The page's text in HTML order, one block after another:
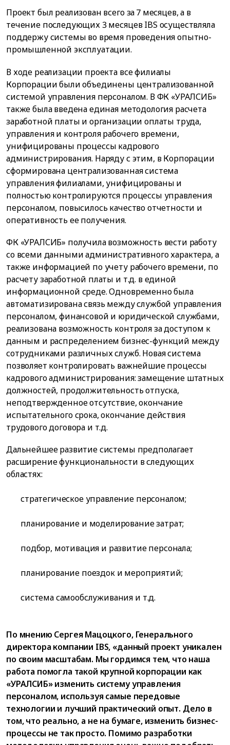
Проект был реализован всего за 7 месяцев, а в
течение последующих 3 месяцев IBS осуществляла
поддержу системы во время проведения опытно-
промышленной эксплуатации.
В ходе реализации проекта все филиалы
Корпорации были объединены централизованной
системой управления персоналом. В ФК «УРАЛСИБ»
также была введена единая методология расчета
заработной платы и организации оплаты труда,
управления и контроля рабочего времени,
унифицированы процессы кадрового
администрирования. Наряду с этим, в Корпорации
сформирована централизованная система
управления филиалами, унифицированы и
полностью контролируются процессы управления
персоналом, повысилось качество отчетности и
оперативность ее получения.
ФК «УРАЛСИБ» получила возможность вести работу
со всеми данными административного характера, а
также информацией по учету рабочего времени, по
расчету заработной платы и т.д. в единой
информационной среде. Одновременно была
автоматизирована связь между службой управления
персоналом, финансовой и юридической службами,
реализована возможность контроля за доступом к
данным и распределением бизнес-функций между
сотрудниками различных служб. Новая система
позволяет контролировать важнейшие процессы
кадрового администрирования: замещение штатных
должностей, продолжительность отпуска,
неподтвержденное отсутствие, окончание
испытательного срока, окончание действия
трудового договора и т.д.
Дальнейшее развитие системы предполагает
расширение функциональности в следующих
областях:
стратегическое управление персоналом;
планирование и моделирование затрат;
подбор, мотивация и развитие персонала;
планирование поездок и мероприятий;
система самообслуживания и т.д.
По мнению Сергея Мацоцкого, Генерального
директора компании IBS, «данный проект уникален
по своим масштабам. Мы гордимся тем, что наша
работа помогла такой крупной корпорации как
«УРАЛСИБ» изменить систему управления
персоналом, используя самые передовые
технологии и лучший практический опыт. Дело в
том, что реально, а не на бумаге, изменить бизнес-
процессы не так просто. Помимо разработки